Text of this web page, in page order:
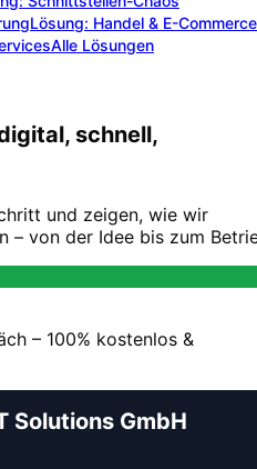
Lösung: Handel & E-Commerce
Alle Lösungen
schnell,
und zeigen, wie wir
– von der Idee bis zum
– 100% kostenlos &
Solutions GmbH